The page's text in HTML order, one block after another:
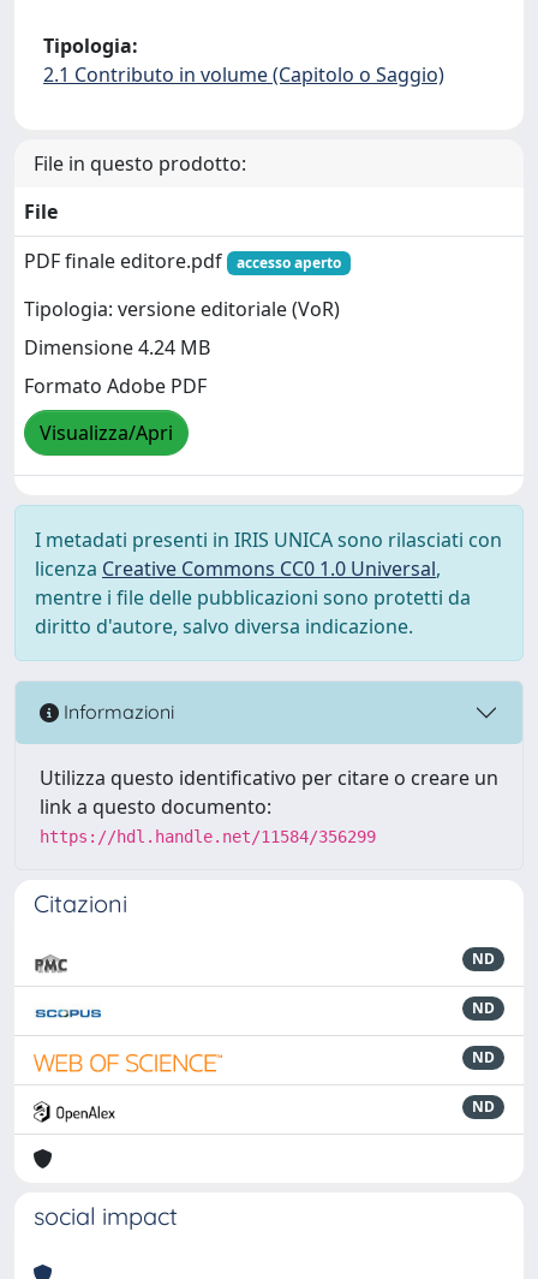
Tipologia:
2.1 Contributo in volume (Capitolo o Saggio)
File in questo prodotto:
File
PDF finale editore.pdf
accesso aperto
Tipologia: versione editoriale (VoR)
Dimensione 4.24 MB
Formato Adobe PDF
Visualizza/Apri
I metadati presenti in IRIS UNICA sono rilasciati con
licenza Creative Commons CC0 1.0 Universal,
mentre i file delle pubblicazioni sono protetti da
diritto d'autore, salvo diversa indicazione.
Informazioni
Utilizza questo identificativo per citare o creare un
link a questo documento:
https://hdl.handle.net/11584/356299
Citazioni
ND
ND
ND
ND
social impact